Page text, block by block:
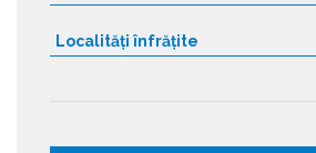
Localități înfrățite